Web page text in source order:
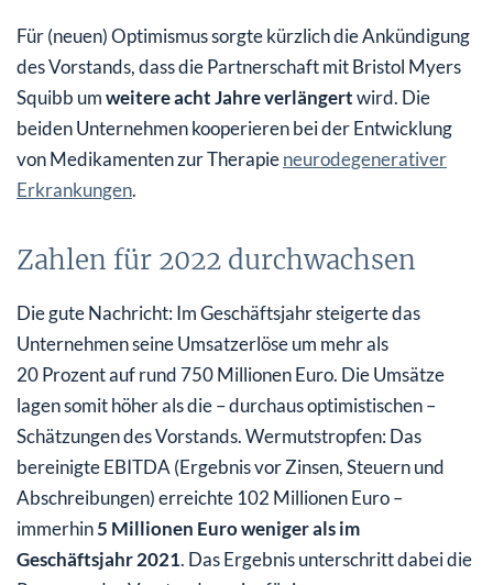
Für (neuen) Optimismus sorgte kürzlich die Ankündigung
des Vorstands, dass die Partnerschaft mit Bristol Myers
Squibb umweitere acht Jahre verlängertwird. Die
beiden Unternehmen kooperieren bei der Entwicklung
von Medikamenten zur Therapieneurodegenerativer
Erkrankungen.
Zahlen für 2022 durchwachsen
Die gute Nachricht: Im Geschäftsjahr steigerte das
Unternehmen seine Umsatzerlöse um mehr als
20 Prozent auf rund 750 Millionen Euro. Die Umsätze
lagen somit höher als die – durchaus optimistischen –
Schätzungen des Vorstands. Wermutstropfen: Das
bereinigte EBITDA (Ergebnis vor Zinsen, Steuern und
Abschreibungen) erreichte 102 Millionen Euro –
immerhin5 Millionen Euro weniger als im
Geschäftsjahr 2021. Das Ergebnis unterschritt dabei die